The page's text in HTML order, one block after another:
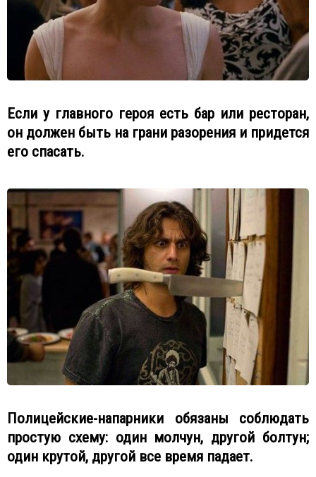
Если у главного героя есть бар или ресторан,
он должен быть на грани разорения и придется
его спасать.
Полицейские-напарники обязаны соблюдать
простую схему: один молчун, другой болтун;
один крутой, другой все время падает.